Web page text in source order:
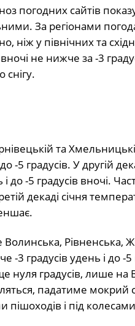
погодних сайтів
За регіонами
ніж у північних та
не нижче за -3
снігу.
та
-5 градусів. У другій
і до -5 градусів вночі.
декаді січня
Волинська, Рівненська,
3 градусів удень і до -
нуля градусів, лише на
падатиме
пішоходів і під